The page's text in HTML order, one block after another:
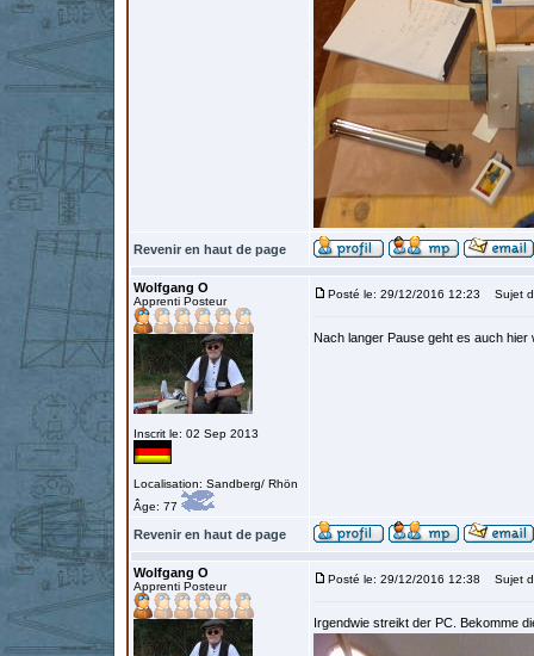
Revenir en haut de page
Wolfgang O
Apprenti Posteur
Inscrit le: 02 Sep 2013
Localisation: Sandberg/ Rhön
Âge: 77
Posté le: 29/12/2016 12:23 Sujet
Nach langer Pause geht es auch
Revenir en haut de page
Wolfgang O
Apprenti Posteur
Posté le: 29/12/2016 12:38 Sujet
Irgendwie streikt der PC. Bekomme